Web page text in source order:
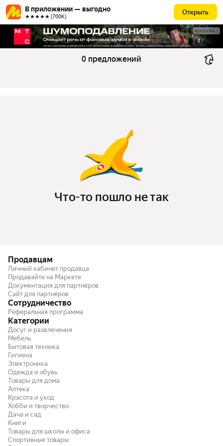
В приложении — выгодно
★★★★★ (700К)
Открыть
РЕКЛАМА
0 предложений
Что-то пошло не так
Продавцам
Личный кабинет продавца
Продавайте на Маркете
Документация для партнёров
Сайт для партнёров
Сотрудничество
Реферальная программа
Категории
Досуг и развлечения
Мебель
Бытовая техника
Гигиена
Электроника
Одежда и обувь
Товары для дома
Аптека
Красота и уход
Хобби и творчество
Дача и сад
Книги
Товары для школы и офиса
Спортивные товары